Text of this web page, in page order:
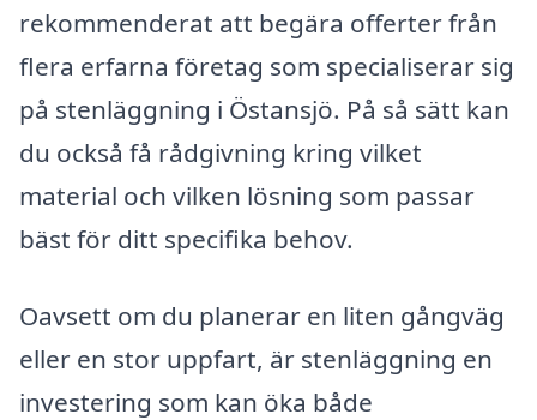
rekommenderat att begära offerter från
flera erfarna företag som specialiserar sig
på stenläggning i Östansjö. På så sätt kan
du också få rådgivning kring vilket
material och vilken lösning som passar
bäst för ditt specifika behov.
Oavsett om du planerar en liten gångväg
eller en stor uppfart, är stenläggning en
investering som kan öka både